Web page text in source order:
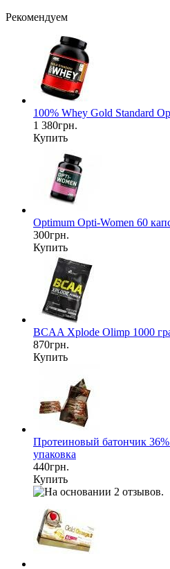
Рекомендуем
100% Whey Gold Standard
1 380грн.
Купить
Optimum Opti-Women 60
300грн.
Купить
BCAA Xplode Olimp 1000
870грн.
Купить
Протеиновый батончик
упаковка
440грн.
Купить